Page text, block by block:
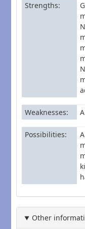
Strengths
Weaknesses
Possibilities
Other